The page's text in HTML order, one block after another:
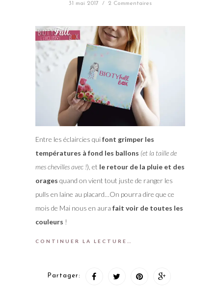
31 mai 2017 / 2 Commentaires
Entre les éclaircies quifont grimper les
températures à fond les ballons (et la taille de
mes chevilles avec !), et le retour de la pluie et des
orages quand on vient tout juste de ranger les
pulls en laine au placard…On pourra dire que ce
mois de Mai nous en aura fait voir de toutes les
couleurs !
CONTINUER LA LECTURE…
Partager: